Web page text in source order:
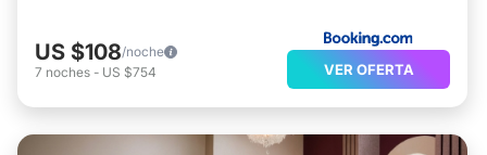
US $108/noche
7 noches - US $754 VER OFERTA